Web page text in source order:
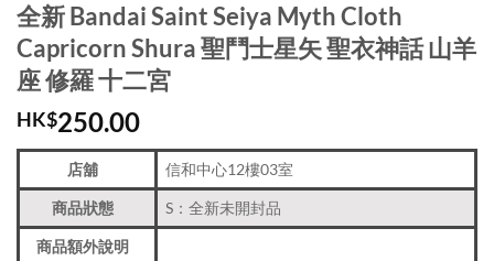
全新 Bandai Saint Seiya Myth Cloth
Capricorn Shura 聖鬥士星矢 聖衣神話 山羊
座 修羅 十二宮
HK$250.00
店舖 信和中心12樓03室
商品狀態 S：全新未開封品
商品額外說明